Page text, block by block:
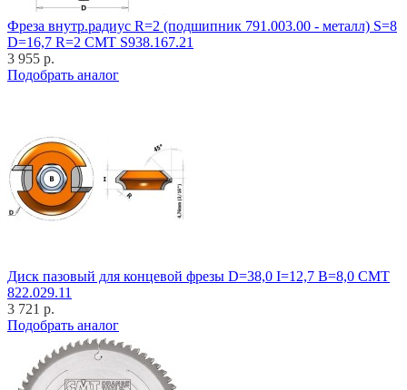
Фреза внутр.радиус R=2 (подшипник 791.003.00 - металл) S=8
D=16,7 R=2 CMT S938.167.21
3 955 р.
Подобрать аналог
Диск пазовый для концевой фрезы D=38,0 I=12,7 B=8,0 CMT
822.029.11
3 721 р.
Подобрать аналог